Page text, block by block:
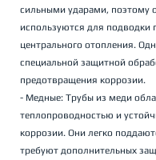
сильными ударами, поэтому
используются для подводки
центрального отопления.
специальной защитной
предотвращения коррозии.
- Медные: Трубы из меди
теплопроводностью и
коррозии. Они легко
требуют дополнительных